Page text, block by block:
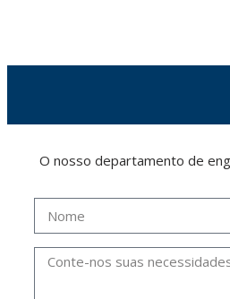
The user may at any time exercise their
O nosso departamento de